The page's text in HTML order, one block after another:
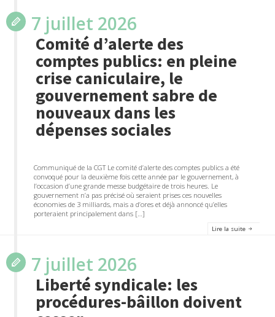
7 juillet 2026
Comité d’alerte des
comptes publics: en pleine
crise caniculaire, le
gouvernement sabre de
nouveaux dans les
dépenses sociales
Communiqué de la CGT Le comité d’alerte des comptes publics a été
convoqué pour la deuxième fois cette année par le gouvernement, à
l’occasion d’une grande messe budgétaire de trois heures. Le
gouvernement n’a pas précisé où seraient prises ces nouvelles
économies de 3 milliards, mais a d’ores et déjà annoncé qu’elles
porteraient principalement dans […]
Lire la suite
7 juillet 2026
Liberté syndicale: les
procédures-bâillon doivent